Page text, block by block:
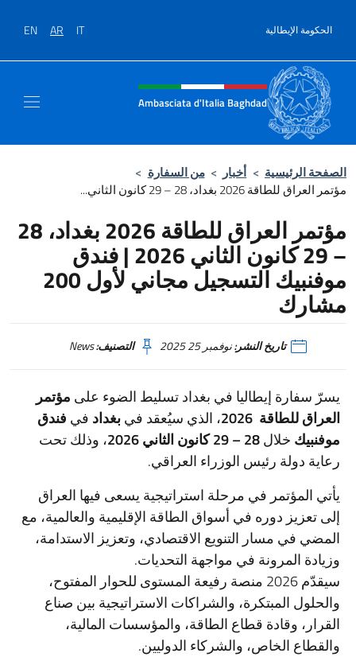
الحكومة الإيطالية IT
AR
EN
Intestazione sito, social e menù
Ambasciata d'Italia Baghdad
الصفحة الرئيسية > أخبار > من السفارة >
مؤتمر العراق للطاقة 2026 بغداد، 28 – 29 كانون الثاني...
مؤتمر العراق للطاقة 2026 بغداد، 28
– 29 كانون الثاني 2026 | فندق
موفنبيك التسجيل مجاني لأول 200
مشارك
تاريخ النشر:نوفمبر 25 2025 التصنيف:News
يسرّ سفارة إيطاليا في بغداد تسليط الضوء على مؤتمر
العراق للطاقة
، الذي سيُعقد فيبغداد في فندق
موفنبيك خلال28 – 29 كانون الثاني 2026
، وذلك تحت
رعاية دولة رئيس الوزراء العراقي.
يأتي المؤتمر في مرحلة استراتيجية يسعى فيها العراق
إلى تعزيز دوره في أسواق الطاقة الإقليمية والعالمية، مع
المضي في مسار التنويع الاقتصادي، وتعزيز الاستدامة،
وزيادة المرونة في مواجهة التحديات.
سيقدّم 2026 منصة رفيعة المستوى للحوار المفتوح،
والحلول المبتكرة، والشراكات الاستراتيجية بين صناع
القرار، وقادة قطاع الطاقة، والمؤسسات المالية،
والقطاع الخاص، والشركاء الدوليين.